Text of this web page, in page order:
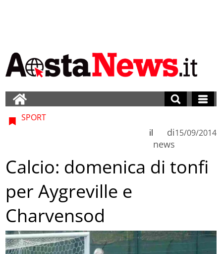
SPORT
di
news
il 15/09/2014
Calcio: domenica di tonfi
per Aygreville e
Charvensod